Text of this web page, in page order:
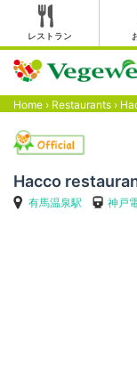
レストラン
Home › Restaurants ›
Hacco
有馬温泉駅
神戸